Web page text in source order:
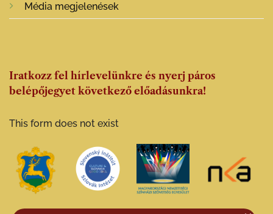
Média megjelenések
Iratkozz fel hírlevelünkre és nyerj páros
belépőjegyet következő előadásunkra!
This form does not exist